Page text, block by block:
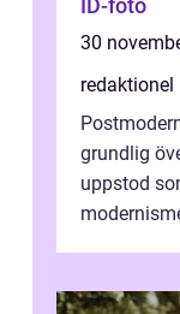
ID-foto
30
redaktionel
grundlig
uppstod